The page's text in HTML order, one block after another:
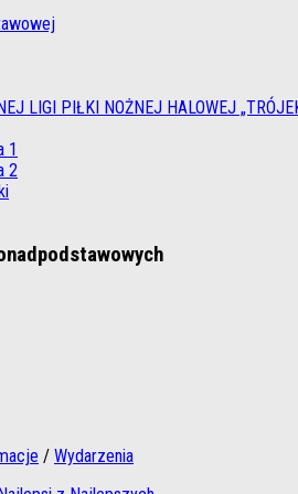
LIGI PIŁKI NOŻNEJ HALOWEJ
1
2
/ Wydarzenia